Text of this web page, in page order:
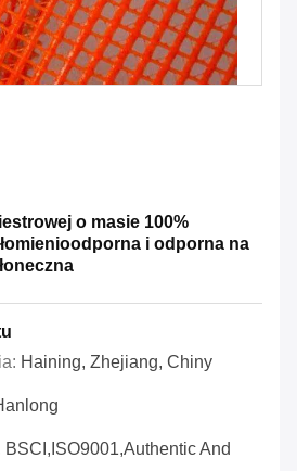
o masie 100%
i odporna na
Haining, Zhejiang, Chiny
BSCI,ISO9001,Authentic And